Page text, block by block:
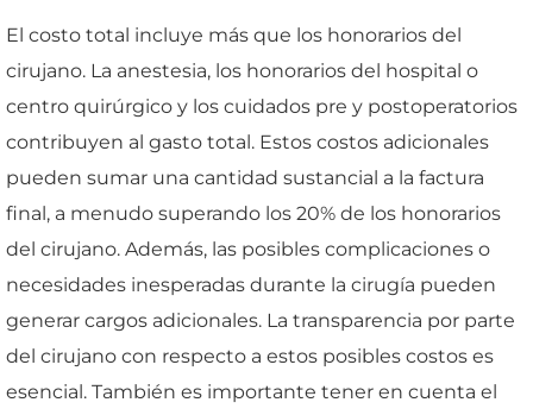
El costo total incluye más que los honorarios del
cirujano. La anestesia, los honorarios del hospital o
centro quirúrgico y los cuidados pre y postoperatorios
contribuyen al gasto total. Estos costos adicionales
pueden sumar una cantidad sustancial a la factura
final, a menudo superando los 20% de los honorarios
del cirujano. Además, las posibles complicaciones o
necesidades inesperadas durante la cirugía pueden
generar cargos adicionales. La transparencia por parte
del cirujano con respecto a estos posibles costos es
esencial. También es importante tener en cuenta el